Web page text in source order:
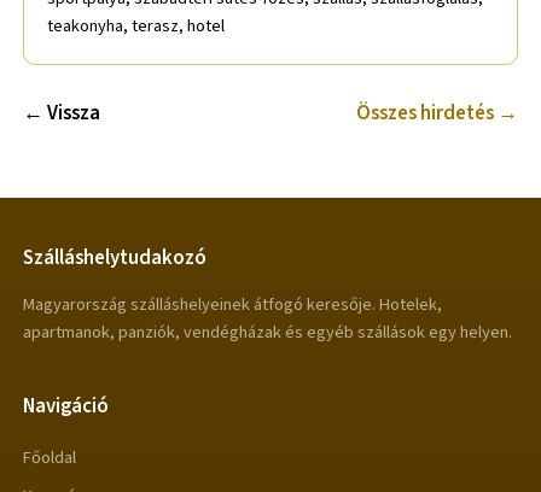
teakonyha, terasz, hotel
← Vissza Összes hirdetés →
Szálláshelytudakozó
Magyarország szálláshelyeinek átfogó keresője. Hotelek,
apartmanok, panziók, vendégházak és egyéb szállások egy helyen.
Navigáció
Főoldal